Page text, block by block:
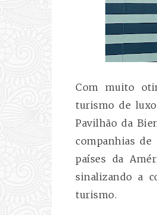
Com muito
turismo de
Pavilhão da
companhias
países da
sinalizando a
turismo.